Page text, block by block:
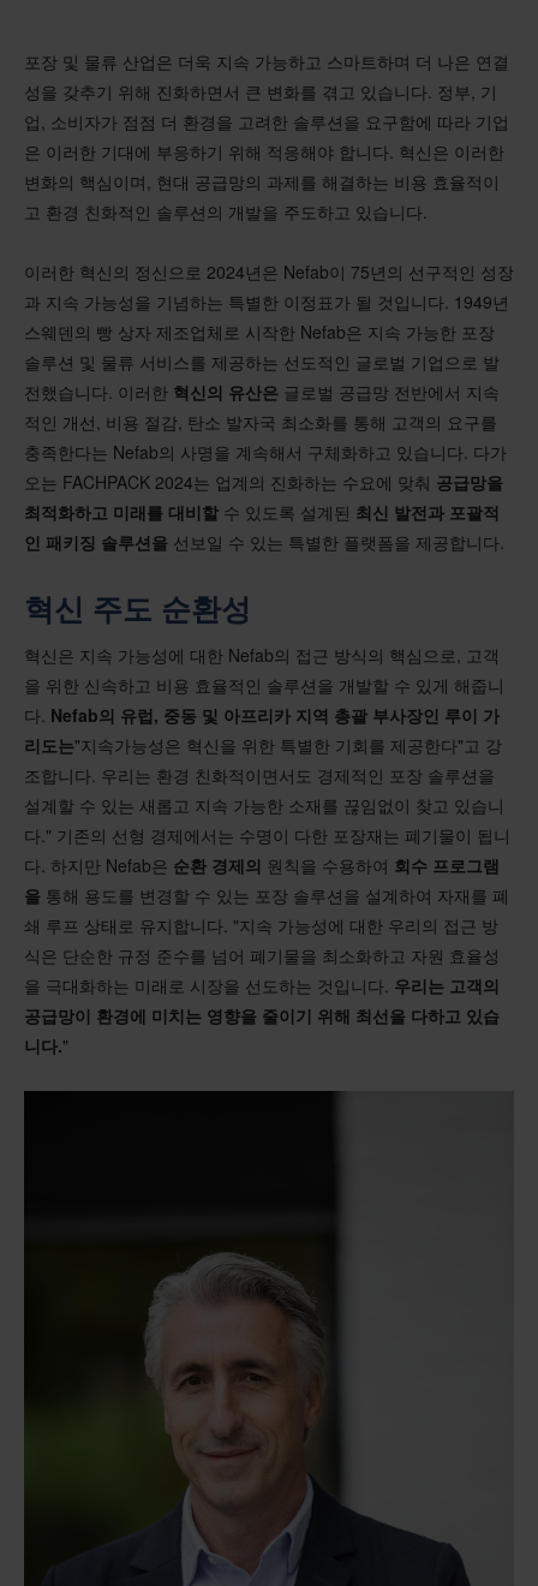
포장 및 물류 산업은 더욱 지속 가능하고 스마트하며 더 나은 연결
성을 갖추기 위해 진화하면서 큰 변화를 겪고 있습니다. 정부, 기
업, 소비자가 점점 더 환경을 고려한 솔루션을 요구함에 따라 기업
은 이러한 기대에 부응하기 위해 적응해야 합니다. 혁신은 이러한
변화의 핵심이며, 현대 공급망의 과제를 해결하는 비용 효율적이
고 환경 친화적인 솔루션의 개발을 주도하고 있습니다.
이러한 혁신의 정신으로 2024년은 Nefab이 75년의 선구적인 성장
과 지속 가능성을 기념하는 특별한 이정표가 될 것입니다. 1949년
스웨덴의 빵 상자 제조업체로 시작한 Nefab은 지속 가능한 포장
솔루션 및 물류 서비스를 제공하는 선도적인 글로벌 기업으로 발
전했습니다. 이러한 혁신의 유산은 글로벌 공급망 전반에서 지속
적인 개선, 비용 절감, 탄소 발자국 최소화를 통해 고객의 요구를
충족한다는 Nefab의 사명을 계속해서 구체화하고 있습니다. 다가
오는 FACHPACK 2024는 업계의 진화하는 수요에 맞춰 공급망을
최적화하고 미래를 대비할 수 있도록 설계된 최신 발전과 포괄적
인 패키징 솔루션을 선보일 수 있는 특별한 플랫폼을 제공합니다.
혁신 주도 순환성
혁신은 지속 가능성에 대한 Nefab의 접근 방식의 핵심으로, 고객
을 위한 신속하고 비용 효율적인 솔루션을 개발할 수 있게 해줍니
다. Nefab의 유럽, 중동 및 아프리카 지역 총괄 부사장인 루이 가
리도는"지속가능성은 혁신을 위한 특별한 기회를 제공한다"고 강
조합니다. 우리는 환경 친화적이면서도 경제적인 포장 솔루션을
설계할 수 있는 새롭고 지속 가능한 소재를 끊임없이 찾고 있습니
다." 기존의 선형 경제에서는 수명이 다한 포장재는 폐기물이 됩니
다. 하지만 Nefab은 순환 경제의 원칙을 수용하여 회수 프로그램
을 통해 용도를 변경할 수 있는 포장 솔루션을 설계하여 자재를 폐
쇄 루프 상태로 유지합니다. "지속 가능성에 대한 우리의 접근 방
식은 단순한 규정 준수를 넘어 폐기물을 최소화하고 자원 효율성
을 극대화하는 미래로 시장을 선도하는 것입니다. 우리는 고객의
공급망이 환경에 미치는 영향을 줄이기 위해 최선을 다하고 있습
니다."